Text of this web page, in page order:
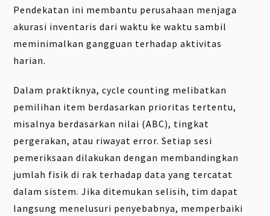
Pendekatan ini membantu perusahaan menjaga
akurasi inventaris dari waktu ke waktu sambil
meminimalkan gangguan terhadap aktivitas
harian.
Dalam praktiknya, cycle counting melibatkan
pemilihan item berdasarkan prioritas tertentu,
misalnya berdasarkan nilai (ABC), tingkat
pergerakan, atau riwayat error. Setiap sesi
pemeriksaan dilakukan dengan membandingkan
jumlah fisik di rak terhadap data yang tercatat
dalam sistem. Jika ditemukan selisih, tim dapat
langsung menelusuri penyebabnya, memperbaiki